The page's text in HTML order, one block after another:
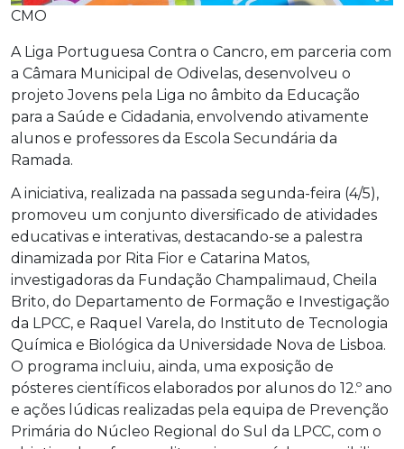
CMO
A Liga Portuguesa Contra o Cancro, em parceria com
a Câmara Municipal de Odivelas, desenvolveu o
projeto Jovens pela Liga no âmbito da Educação
para a Saúde e Cidadania, envolvendo ativamente
alunos e professores da Escola Secundária da
Ramada.
A iniciativa, realizada na passada segunda-feira (4/5),
promoveu um conjunto diversificado de atividades
educativas e interativas, destacando-se a palestra
dinamizada por Rita Fior e Catarina Matos,
investigadoras da Fundação Champalimaud, Cheila
Brito, do Departamento de Formação e Investigação
da LPCC, e Raquel Varela, do Instituto de Tecnologia
Química e Biológica da Universidade Nova de Lisboa.
O programa incluiu, ainda, uma exposição de
pósteres científicos elaborados por alunos do 12.º ano
e ações lúdicas realizadas pela equipa de Prevenção
Primária do Núcleo Regional do Sul da LPCC, com o